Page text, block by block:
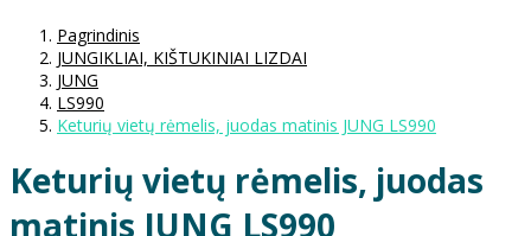
Pagrindinis
JUNGIKLIAI, KIŠTUKINIAI LIZDAI
JUNG
LS990
Keturių vietų rėmelis, juodas matinis JUNG LS990
Keturių vietų rėmelis, juodas
matinis JUNG LS990